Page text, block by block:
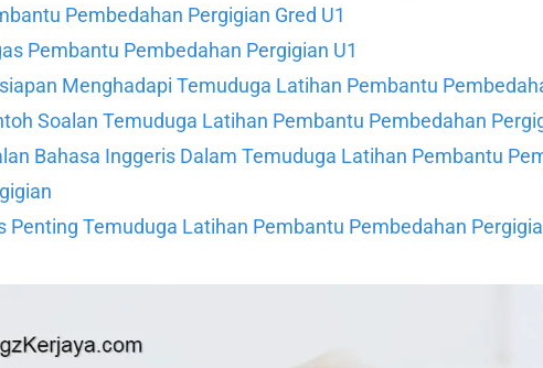
Pembedahan Pergigian Gred U1
Pembantu Pembedahan Pergigian U1
Menghadapi Temuduga Latihan Pembantu
Soalan Temuduga Latihan Pembantu Pembedahan
Bahasa Inggeris Dalam Temuduga Latihan Pembantu
Penting Temuduga Latihan Pembantu Pembedahan